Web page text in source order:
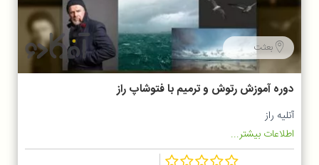
بعثت
دوره آموزش رتوش و ترمیم با فتوشاپ راز
آتلیه راز
اطلاعات بیشتر...